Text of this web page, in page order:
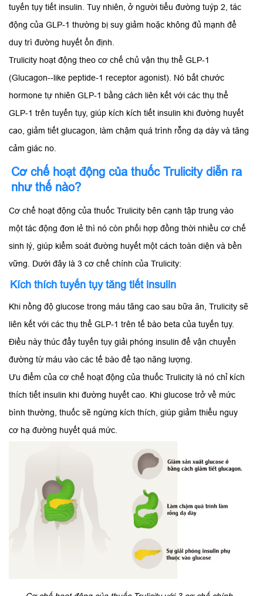
tuyến tụy tiết insulin. Tuy nhiên, ở người tiểu đường tuýp 2, tác
động của GLP-1 thường bị suy giảm hoặc không đủ mạnh để
duy trì đường huyết ổn định.
Trulicity hoạt động theo cơ chế chủ vận thụ thể GLP-1
(Glucagon--like peptide-1 receptor agonist). Nó bắt chước
hormone tự nhiên GLP-1 bằng cách liên kết với các thụ thể
GLP-1 trên tuyến tụy, giúp kích kích tiết insulin khi đường huyết
cao, giảm tiết glucagon, làm chậm quá trình rỗng dạ dày và tăng
cảm giác no.
Cơ chế hoạt động của thuốc Trulicity diễn ra
như thế nào?
Cơ chế hoạt động của thuốc Trulicity bên cạnh tập trung vào
một tác động đơn lẻ thì nó còn phối hợp đồng thời nhiều cơ chế
sinh lý, giúp kiểm soát đường huyết một cách toàn diện và bền
vững. Dưới đây là 3 cơ chế chính của Trulicity:
Kích thích tuyến tụy tăng tiết insulin
Khi nồng độ glucose trong máu tăng cao sau bữa ăn, Trulicity sẽ
liên kết với các thụ thể GLP-1 trên tế bào beta của tuyến tụy.
Điều này thúc đẩy tuyến tụy giải phóng insulin để vận chuyển
đường từ máu vào các tế bào để tạo năng lượng.
Ưu điểm của cơ chế hoạt động của thuốc Trulicity là nó chỉ kích
thích tiết insulin khi đường huyết cao. Khi glucose trở về mức
bình thường, thuốc sẽ ngừng kích thích, giúp giảm thiểu nguy
cơ hạ đường huyết quá mức.